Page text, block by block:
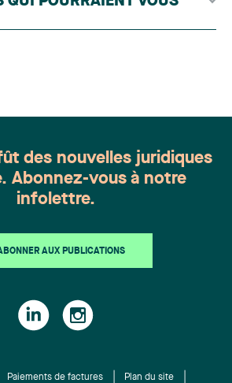
de la famille provenant de
Cette distinction
des nouvelles juridiques
Abonnez-vous à notre
infolettre.
AUX PUBLICATIONS
Paiements de factures Plan du site